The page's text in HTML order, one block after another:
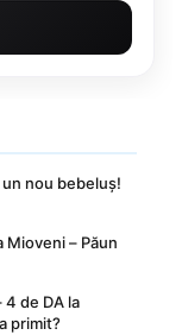
nou bebeluș!
Mioveni – Păun
4 de DA la
primit?